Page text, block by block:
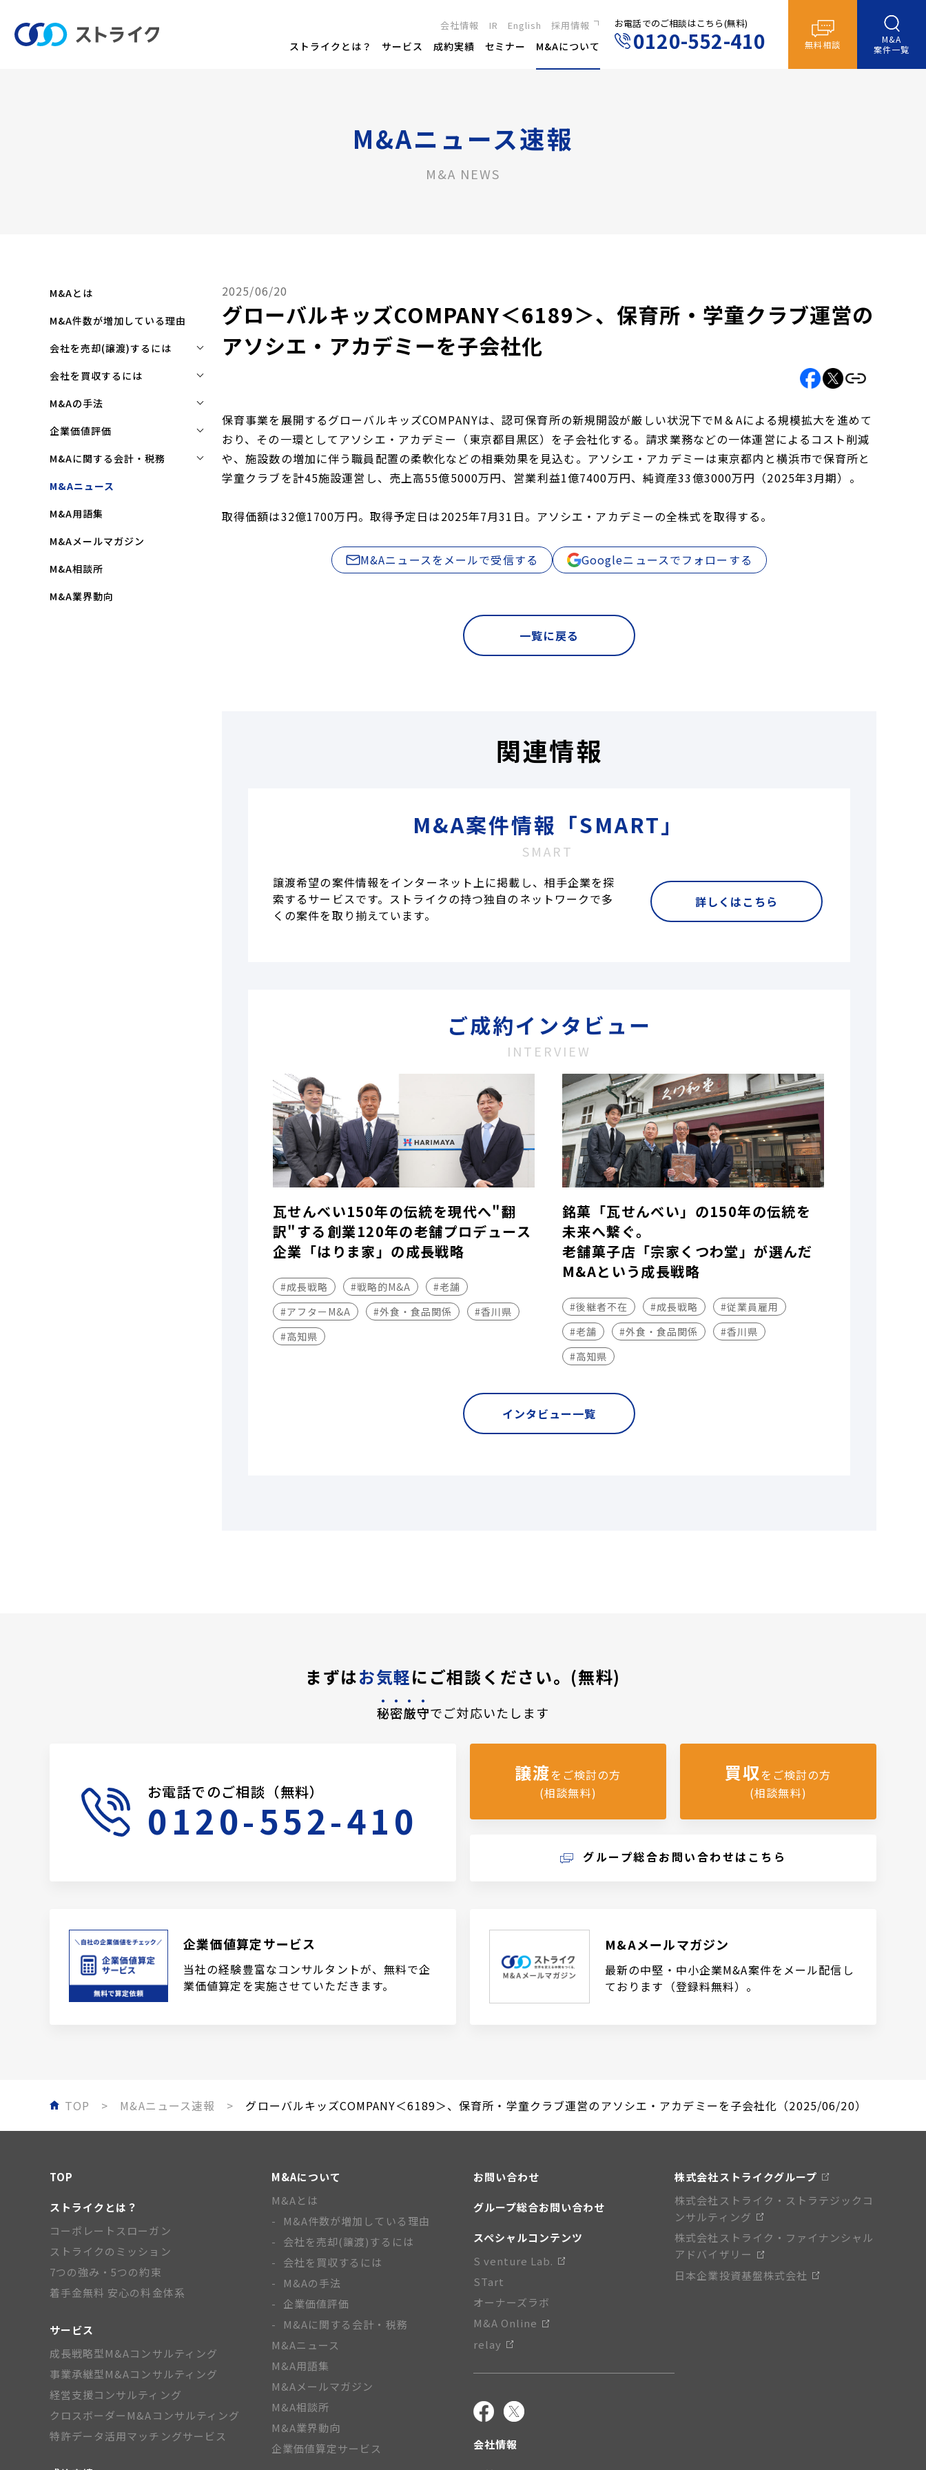
会社情報 IR English 採用情報
新卒採用
キャリア採用
ストライクとは？ サービス 成約実績 セミナー M&Aについて
お電話でのご相談はこちら(無料)
0120-552-410 無料相談
M&A
案件一覧
M&Aニュース速報
M&A NEWS
M&Aとは
M&A件数が増加している理由
会社を売却(譲渡)するには
会社を売却(譲渡)するには
M&Aで売れる会社の条件とは
M&Aで買い手はここを見る
会社を買収するには
会社を買収するには
企業買収を成功させるポイント
買収監査(デューディリジェン
ス)とは
クロージングと引継ぎ
企業買収の流れと手順
M&Aの手法
株式譲渡
第三者割当増資
資本業務提携
企業価値評価
企業価値評価(バリュエーショ
企業評価と売買価格の違い
中小企業M&Aにおける企業価値
ン)の算定方法
純資産法(コストアプローチ)
M&Aに関する会計・税務
株式譲渡にかかる税金(個人・
事業譲渡にかかる税金(個人・
法人)
M&Aにおける節税(役職退職金
スキーム)
赤字・債務超過会社の買収制限
M&Aニュース
M&A用語集
M&Aメールマガジン
M&A相談所
M&A業界動向
2025/06/20
グローバルキッズCOMPANY＜6189＞、保育所・学童クラブ運営の
アソシエ・アカデミーを子会社化
保育事業を展開するグローバルキッズCOMPANYは、認可保育所の新規開設が厳しい状況下でM＆Aによる規模拡大を進めて
おり、その一環としてアソシエ・アカデミー（東京都目黒区）を子会社化する。請求業務などの一体運営によるコスト削減
や、施設数の増加に伴う職員配置の柔軟化などの相乗効果を見込む。アソシエ・アカデミーは東京都内と横浜市で保育所と
学童クラブを計45施設運営し、売上高55億5000万円、営業利益1億7400万円、純資産33億3000万円（2025年3月期）。
取得価額は32億1700万円。取得予定日は2025年7月31日。アソシエ・アカデミーの全株式を取得する。
M&Aニュースをメールで受信する Googleニュースでフォローする
一覧に戻る
関連情報
M&A案件情報「SMART」
SMART
譲渡希望の案件情報をインターネット上に掲載し、相手企業を探
索するサービスです。ストライクの持つ独自のネットワークで多
くの案件を取り揃えています。
詳しくはこちら
ご成約インタビュー
INTERVIEW
瓦せんべい150年の伝統を現代へ"翻
訳"する――創業120年の老舗プロデュース
企業「はりま家」の成長戦略
#成長戦略 #戦略的M&A
#老舗
#アフターM&A
#外食・食品関係
#香川県
#高知県
銘菓「瓦せんべい」の150年の伝統を
未来へ繋ぐ。
老舗菓子店「宗家くつわ堂」が選んだ
M&Aという成長戦略
#後継者不在 #成長戦略
#従業員雇用
#老舗
#外食・食品関係
#香川県
#高知県
インタビュー一覧
まずはお気軽にご相談ください。(無料)
秘密厳守でご対応いたします
お電話でのご相談（無料）
0120-552-410
譲渡をご検討の方
(相談無料)
買収をご検討の方
(相談無料)
グループ総合お問い合わせはこちら
企業価値算定サービス
当社の経験豊富なコンサルタントが、無料で企
業価値算定を実施させていただきます。
M&Aメールマガジン
最新の中堅・中小企業M&A案件をメール配信し
ております（登録料無料）。
TOP M&Aニュース速報 グローバルキッズCOMPANY＜6189＞、保育所・学童クラブ運営のアソシエ・アカデミーを子会社化（2025/06/20）
TOP
ストライクとは？
コーポレートスローガン
ストライクのミッション
7つの強み・5つの約束
着手金無料 安心の料金体系
サービス
成長戦略型M&Aコンサルティング
事業承継型M&Aコンサルティング
経営支援コンサルティング
クロスボーダーM&Aコンサルティング
特許データ活用マッチングサービス
M&Aについて
M&Aとは
M&A件数が増加している理由
会社を売却(譲渡)するには
会社を買収するには
M&Aの手法
企業価値評価
M&Aに関する会計・税務
M&Aニュース
M&A用語集
M&Aメールマガジン
M&A相談所
M&A業界動向
企業価値算定サービス
お問い合わせ
グループ総合お問い合わせ
スペシャルコンテンツ
S venture Lab.
STart
オーナーズラボ
M&A Online
relay
会社情報
株式会社ストライクグループ
株式会社ストライク・ストラテジックコ
ンサルティング
株式会社ストライク・ファイナンシャル
アドバイザリー
日本企業投資基盤株式会社